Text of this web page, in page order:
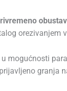
orezivanjem
mogućnosti
granja